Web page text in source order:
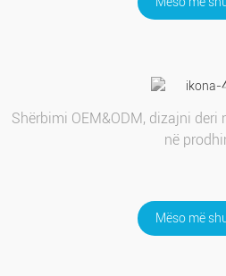
Shërbimi OEM&ODM, dizajni deri
në
Mëso më